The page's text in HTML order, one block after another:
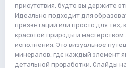
присутствия, будто вы держите
Идеально подходит для
презентаций или просто для тех,
красотой природы и мастерством
исполнения. Это визуальное
минералов, где каждый элемент
детальной проработки. Слайды